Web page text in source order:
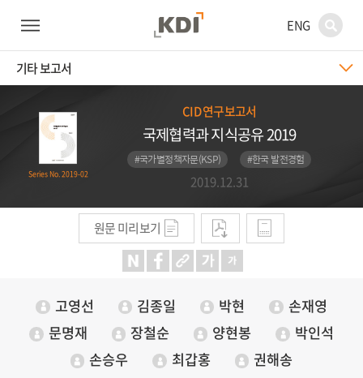
ENG
기타 보고서
Series No. 2019-02
CID 연구보고서
국제협력과 지식공유 2019
#국가별정책자문(KSP) #한국 발전경험
2019.12.31
원문 미리보기
고영선 김종일 박현
손재영
문명재
장철순 양현봉
박인석
손승우
최갑홍 권해송